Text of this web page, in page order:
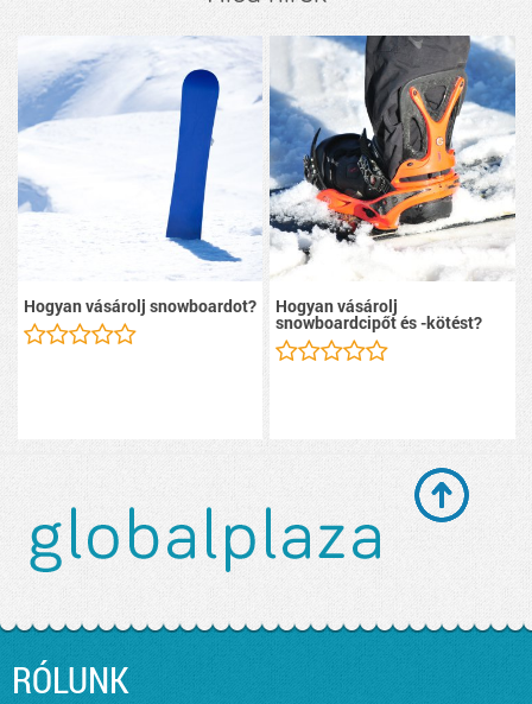
Hogyan vásárolj snowboardot? Hogyan vásárolj
snowboardcipőt és -kötést?
RÓLUNK